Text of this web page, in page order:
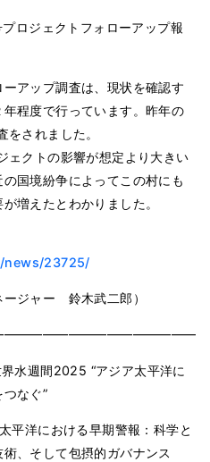
ロジェクトフォローアップ報
アップ調査は、現状を確認す
程度で行っています。昨年の
されました。
ェクトの影響が想定より大きい
国境紛争によってこの村にも
増えたとわかりました。
23725/
ージャー 鈴木武二郎）
水週間2025 “アジア太平洋に
なぐ”
平洋における早期警報：科学と
、そして包摂的ガバナンス